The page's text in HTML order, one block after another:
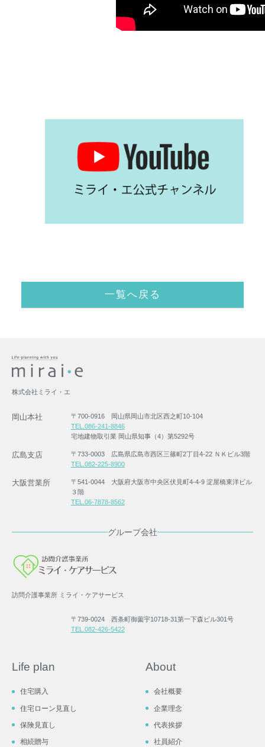
一覧へ戻る
株式会社ミライ・エ
岡山本社
〒700-0916 岡山県岡山市北区西之町10-104
TEL.086-241-8846
宅地建物取引業 岡山県知事（4）第5292号
広島支店
〒733-0003 広島県広島市西区三篠町2丁目4-22 ＮＫビル3階
TEL.082-225-8900
大阪営業所
〒541-0044 大阪府大阪市中央区伏見町4-4-9 淀屋橋東洋ビル
３階
TEL.06-7878-8562
グループ会社
訪問介護事業所 ミライ・ケアサービス
〒739-0024 西条町御薗宇10718-31第一下森ビル301号
TEL.082-426-5422
Life plan
住宅購入
住宅ローン見直し
保険見直し
相続贈与
About
会社概要
企業理念
代表挨拶
社員紹介